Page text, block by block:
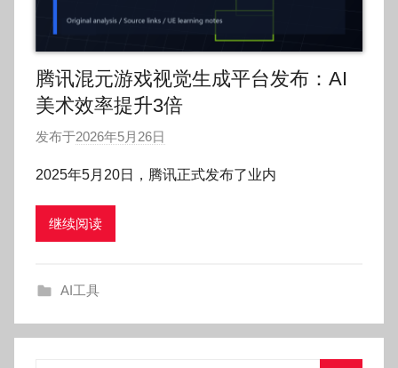
腾讯混元游戏视觉生成平台发布：AI
美术效率提升3倍
发布于2026年5月26日
:
o
2025年5月20日，腾讯正式发布了业内
继续阅读
AI工具